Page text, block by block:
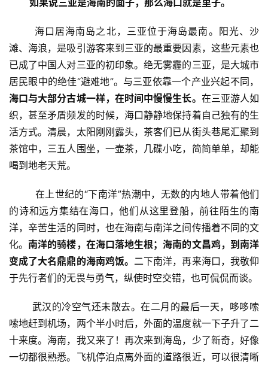
如果说三亚是海南的面子，那么海口就是里子。
海口居海南岛之北，三亚位于海岛最南。阳光、沙
滩、海浪，是吸引游客来到三亚的最重要因素，这些元素也
已成了中国人对三亚的初印象。绝无雾霾的三亚，是大城市
居民眼中的绝佳“避难地”。与三亚依靠一个产业兴起不同，
海口与大部分古城一样，在时间中慢慢生长。 在三亚游人如
织，甚至矛盾频发的时候，海口静静地保持着自己独有的生
活方式。清晨，太阳刚刚露头，茶客们已从街头巷尾汇聚到
茶馆中，三五人围坐，一壶茶，几碟小吃，简简单单，却能
喝到地老天荒。
在上世纪的“下南洋”热潮中，无数的内地人带着他们
的诗和远方集结在海口，他们从这里登船，前往陌生的南
洋，辛苦生活的同时，也在海南与南洋之间传播着不同的文
化。南洋的骑楼，在海口落地生根；海南的文昌鸡，到南洋
变成了大名鼎鼎的海南鸡饭。 二下南洋，再来海口，我敬仰
于先行者们的无畏与勇气，纵使时空交错，也可侃侃而谈。
武汉的冷空气还未散去。在二月的最后一天，哆哆嗦
嗦地赶到机场，两个半小时后，外面的温度就一下子升了二
十来度。海南，我又来了！再次来到海岛，少了新奇，好像
一切都很熟悉。飞机停泊点离外面的道路很近，可以很清晰